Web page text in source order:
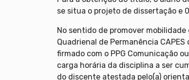
se situa o projeto de dissertação e
No sentido de promover
Quadrienal de Permanência
firmado com o PPG Comunicação
carga horária da disciplina a ser
do discente atestada pelo(a)